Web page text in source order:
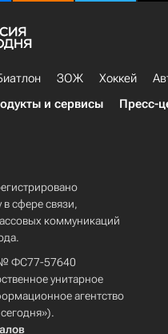
ЗОЖ Хоккей
и сервисы Пресс-
сфере связи,
коммуникаций
№ ФС77-57640
унитарное
агентство